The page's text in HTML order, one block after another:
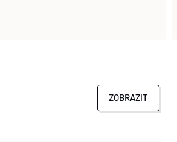
ZOBRAZIT